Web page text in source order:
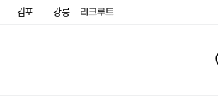
김포 강릉